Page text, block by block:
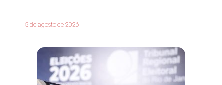
5 de agosto de 2026